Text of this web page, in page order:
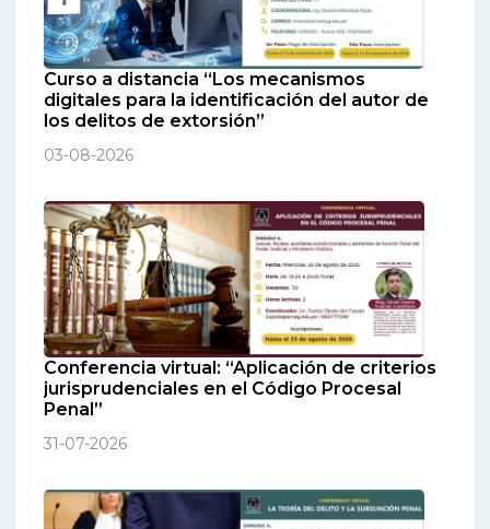
Curso a distancia “Los mecanismos
digitales para la identificación del autor de
los delitos de extorsión”
03-08-2026
Conferencia virtual: “Aplicación de criterios
jurisprudenciales en el Código Procesal
Penal”
31-07-2026